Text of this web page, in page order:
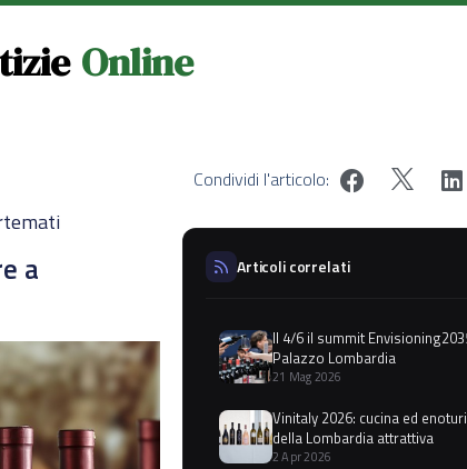
Online
a
Condividi l'articolo:
Articoli correlati
Il 4/6 il summit
Palazzo Lombardia
21 Mag 2026
Vinitaly 2026: cucina ed
della Lombardia attrattiva
2 Apr 2026